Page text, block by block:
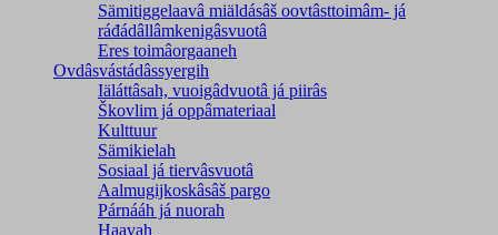
Sämitiggelaavâ miäldásâš oovtâsttoimâm- já
ráđádâllâmkenigâsvuotâ
Eres toimâorgaaneh
Ovdâsvástádâssyergih
Iäláttâsah, vuoigâdvuotâ já piirâs
Škovlim já oppâmateriaal
Kulttuur
Sämikielah
Sosiaal já tiervâsvuotâ
Aalmugijkoskâsâš pargo
Párnááh já nuorah
Haavah